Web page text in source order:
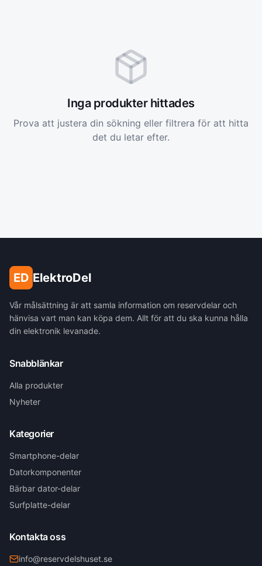
Inga produkter hittades
Prova att justera din sökning eller filtrera för att hitta
det du letar efter.
ED ElektroDel
Vår målsättning är att samla information om reservdelar och
hänvisa vart man kan köpa dem. Allt för att du ska kunna hålla
din elektronik levanade.
Snabblänkar
Alla produkter
Nyheter
Kategorier
Smartphone-delar
Datorkomponenter
Bärbar dator-delar
Surfplatte-delar
Kontakta oss
info@reservdelshuset.se